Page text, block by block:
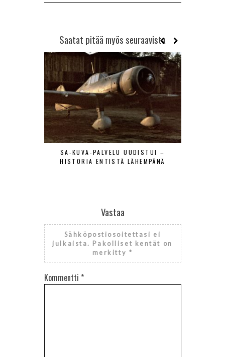
Saatat pitää myös seuraavista
SA-KUVA-PALVELU UUDISTUI –
HISTORIA ENTISTÄ LÄHEMPÄNÄ
Vastaa
Sähköpostiosoitettasi ei
julkaista. Pakolliset kentät on
merkitty *
Kommentti *